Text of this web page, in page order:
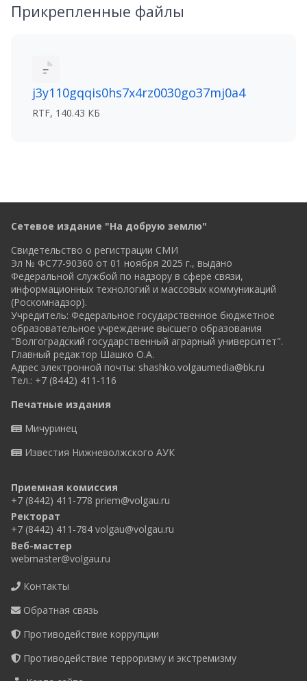
Прикрепленные файлы
j3y110gqqis0hs7x4rz0030go37mj0a4
RTF, 140.43 КБ
Сетевое издание "На добрую землю"
Свидетельство о регистрации СМИ
Эл № ФС77-90360 от 01 ноября 2025 г., выдано
Федеральной службой по надзору в сфере связи,
информационных технологий и массовых коммуникаций
(Роскомнадзор).
Учредитель: Федеральное государственное бюджетное
образовательное учреждение высшего образования
"Волгоградский государственный аграрный университет".
Главный редактор Шашко О.А.
Адрес электронной почты: shashko.volgaumedia@bk.ru
Тел.: +7 (8442) 411-116
Печатные издания
Мичуринец
Известия Нижневолжского АУК
Приемная комиссия
+7 (8442) 411-778 priem@volgau.ru
Ректорат
+7 (8442) 411-784 volgau@volgau.ru
Веб-мастер
webmaster@volgau.ru
Контакты
Обратная связь
Противодействие коррупции
Противодействие терроризму и экстремизму